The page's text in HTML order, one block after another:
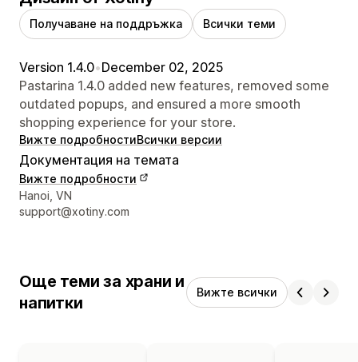
Получаване на поддръжка Всички теми
Version 1.4.0•December 02, 2025
Pastarina 1.4.0 added new features, removed some
outdated popups, and ensured a more smooth
shopping experience for your store.
Вижте подробностиВсички версии
Документация на темата
Вижте подробности
Данни за връзка с дизайнера
Hanoi, VN
support@xotiny.com
Още теми за храни и
напитки
Вижте всички